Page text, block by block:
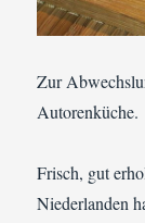
Zur
Autorenküche.
Frisch, gut
Niederlanden